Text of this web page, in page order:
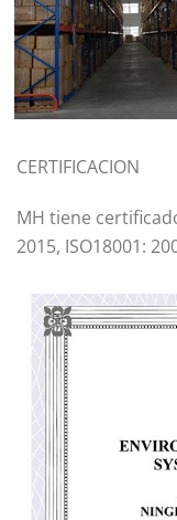
CERTIFICACION
MH tiene
2015, ISO18001: